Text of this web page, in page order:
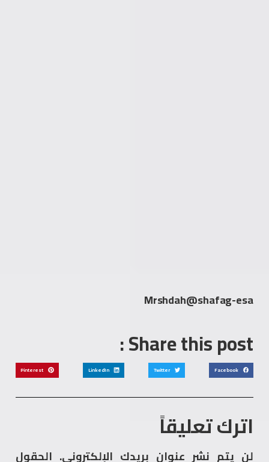
Mrshdah@shafag-esa
Share this post :
Facebook
Twitter
LinkedIn
Pinterest
اترك تعليقاً
لن يتم نشر عنوان بريدك الإلكتروني. الحقول